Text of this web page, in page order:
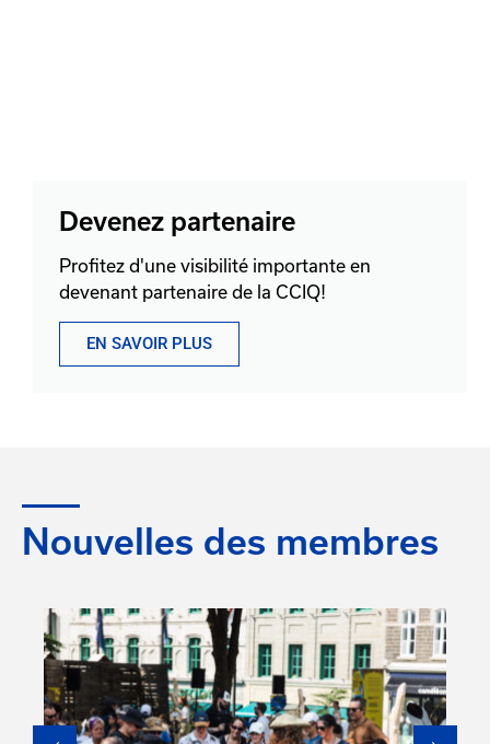
Devenez partenaire
Profitez d'une visibilité importante en
devenant partenaire de la CCIQ!
EN SAVOIR PLUS
Nouvelles des membres